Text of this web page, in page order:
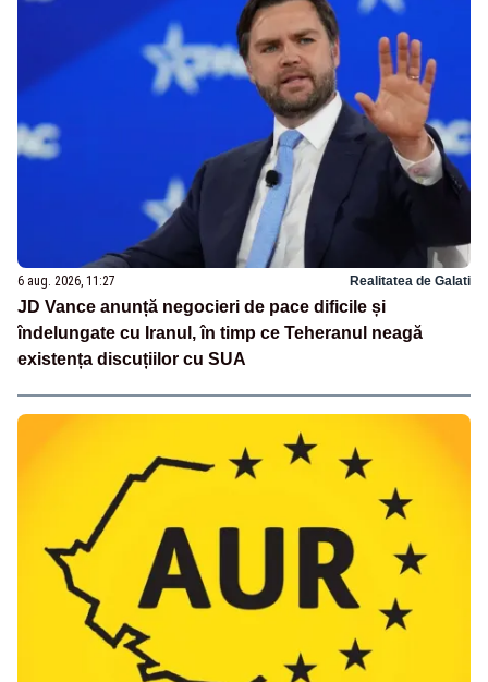
6 aug. 2026, 11:27 Realitatea de Galati
JD Vance anunță negocieri de pace dificile și
îndelungate cu Iranul, în timp ce Teheranul neagă
existența discuțiilor cu SUA